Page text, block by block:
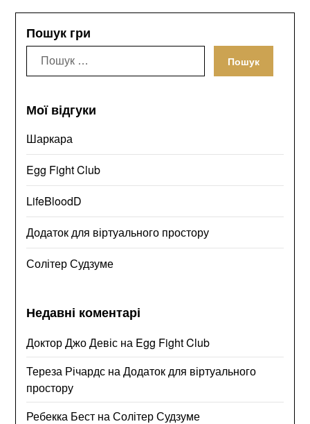
Пошук гри
Пошук:
Мої відгуки
Шаркара
Egg Fight Club
LifeBloodD
Додаток для віртуального простору
Солітер Судзуме
Недавні коментарі
Доктор Джо Девіс на Egg Fight Club
Тереза Річардс наДодаток для віртуального
простору
Ребекка Бест наСолітер Судзуме